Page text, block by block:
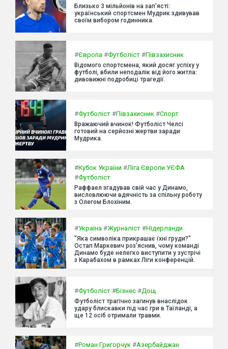
Близько 3 мільйонів на зап'ясті:
український спортсмен Мудрик здивував
своїм вибором годинника.
#Європа #Футболіст #Півзахисник
Відомого спортсмена, який досяг успіху у
футболі, вбили неподалік від його житла:
дивовижні подробиці трагедії.
#Футболіст #Півзахисник #Спорт
Вражаючий вчинок! Футболіст Челсі
готовий на серйозні жертви заради
Мудрика.
#Кубок України #Ліга Європи УЄФА
#Футболіст
Раффаел згадував свій час у Динамо,
висловлюючи вдячність за спільну роботу
з Олегом Блохіним.
#Україна #Журналіст #Нідерланди
"Яка символіка прикрашає їхні груди?"
Остап Маркевич роз'яснив, чому команді
Динамо буде нелегко виступити у зустрічі
з Карабахом в рамках Ліги конференцій.
#Футболіст #Бізнес #Дощ
Футболіст трагічно загинув внаслідок
удару блискавки під час гри в Таїланді, а
ще 12 осіб отримали травми.
#Роман Григорчук #Азербайджан